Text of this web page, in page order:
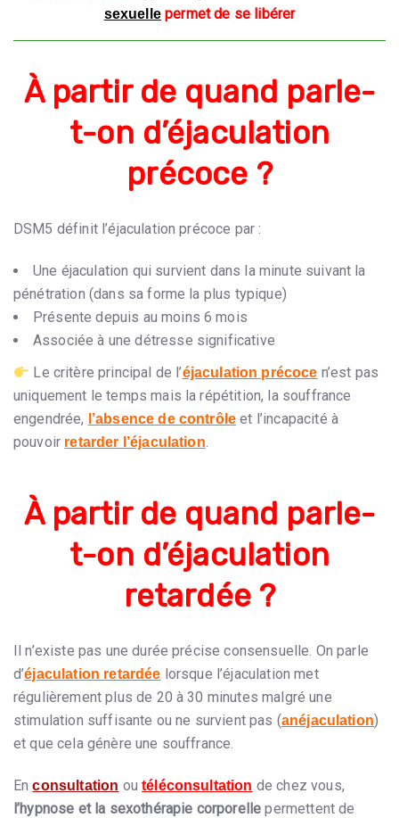
sexuellepermet de se libérer
À partir de quand parle-
t-on d’éjaculation
précoce ?
DSM5 définit l’éjaculation précoce par :
Une éjaculation qui survient dans la minute suivant la
pénétration (dans sa forme la plus typique)
Présente depuis au moins 6 mois
Associée à une détresse significative
Le critère principal de l’éjaculation précoce n’est pas
uniquement le temps mais la répétition, la souffrance
engendrée,
l’absence de contrôle et l’incapacité à
pouvoir retarder l’éjaculation.
À partir de quand parle-
t-on d’éjaculation
retardée ?
Il n’existe pas une durée précise consensuelle. On parle
d’éjaculation retardée lorsque l’éjaculation met
régulièrement plus de 20 à 30 minutes malgré une
stimulation suffisante ou ne survient pas (anéjaculation)
et que cela génère une souffrance.
Enconsultation outéléconsultation de chez vous,
l’hypnose et la sexothérapie corporelle permettent de